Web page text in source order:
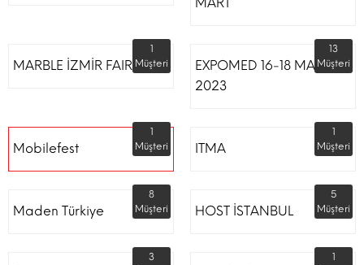
MARBLE İZMİR FAIR
1
Müşteri
EXPOMED 16-18 MART
2023
13
Müşteri
Mobilefest
1
Müşteri
ITMA
1
Müşteri
Maden Türkiye
8
Müşteri
HOST İSTANBUL
5
Müşteri
3
1